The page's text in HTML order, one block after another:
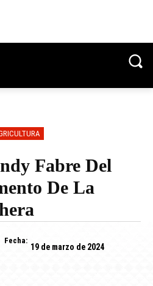
Fabre Del
De La
Fecha:
19 de marzo de 2024